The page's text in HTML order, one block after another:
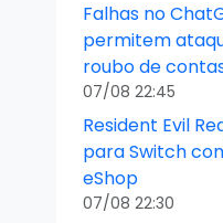
Falhas no
permitem
roubo de
07/08 22:45
Resident Evil
para Switch
eShop
07/08 22:30